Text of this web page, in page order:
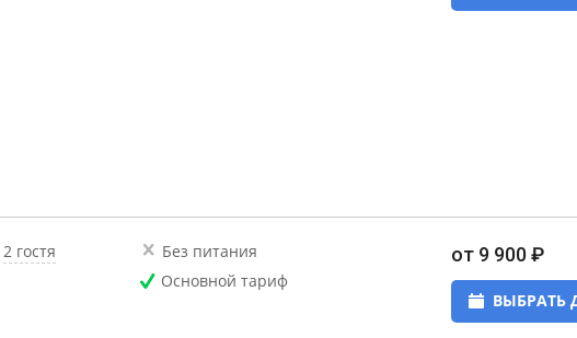
2 гостя
Без питания
Основной тариф
от 9 900 ₽
ВЫБРАТЬ